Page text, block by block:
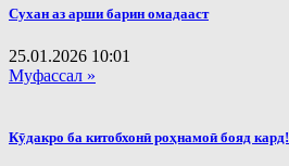
Сухан аз арши барин омадааст
25.01.2026 10:01
Муфассал »
Кӯдакро ба китобхонӣ роҳнамоӣ бояд кард!